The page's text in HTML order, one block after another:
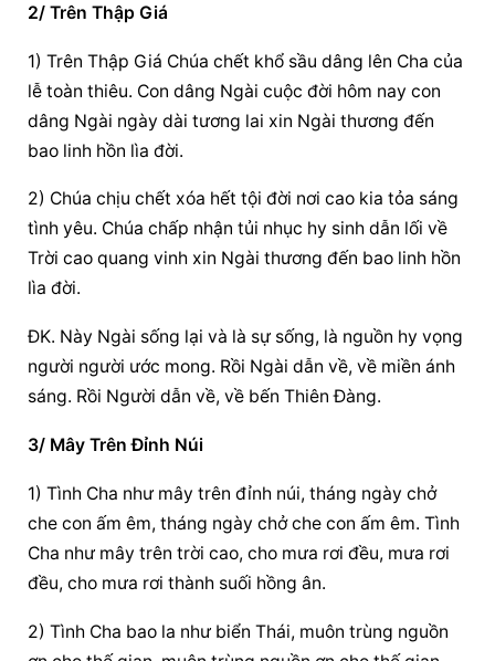
2/ Trên Thập Giá
1) Trên Thập Giá Chúa chết khổ sầu dâng lên Cha của
lễ toàn thiêu. Con dâng Ngài cuộc đời hôm nay con
dâng Ngài ngày dài tương lai xin Ngài thương đến
bao linh hồn lìa đời.
2) Chúa chịu chết xóa hết tội đời nơi cao kia tỏa sáng
tình yêu. Chúa chấp nhận tủi nhục hy sinh dẫn lối về
Trời cao quang vinh xin Ngài thương đến bao linh hồn
lìa đời.
ĐK. Này Ngài sống lại và là sự sống, là nguồn hy vọng
người người ước mong. Rồi Ngài dẫn về, về miền ánh
sáng. Rồi Người dẫn về, về bến Thiên Đàng.
3/ Mây Trên Đỉnh Núi
1) Tình Cha như mây trên đỉnh núi, tháng ngày chở
che con ấm êm, tháng ngày chở che con ấm êm. Tình
Cha như mây trên trời cao, cho mưa rơi đều, mưa rơi
đều, cho mưa rơi thành suối hồng ân.
2) Tình Cha bao la như biển Thái, muôn trùng nguồn